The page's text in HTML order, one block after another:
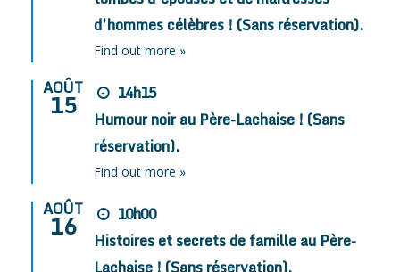
d’hommes célèbres ! (Sans réservation).
Find out more »
AOÛT
15
14h15
Humour noir au Père-Lachaise ! (Sans
réservation).
Find out more »
AOÛT
16
10h00
Histoires et secrets de famille au Père-
Lachaise ! (Sans réservation).